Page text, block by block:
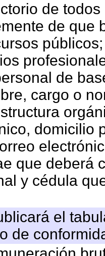
de
de que
de
cargo o
domicilio
que deberá
y cédula
el
de